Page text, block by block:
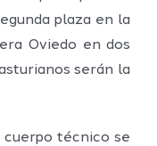
plaza en la
Oviedo en dos
serán la
cuerpo técnico se